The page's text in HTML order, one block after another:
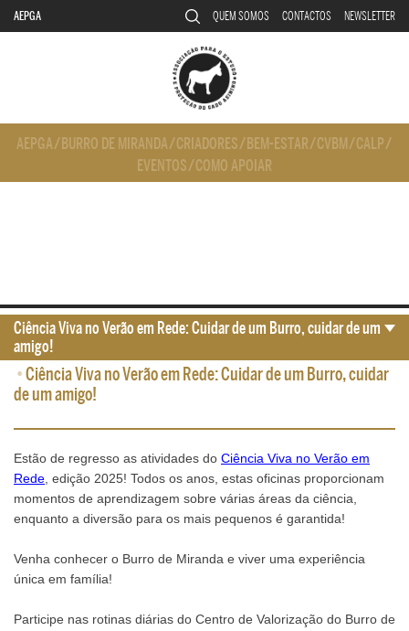
AEPGA QUEM SOMOS CONTACTOS NEWSLETTER
AEPGA/ BURRO DE MIRANDA/CRIADORES/ BEM-ESTAR/CVBM/CALP/
EVENTOS/COMO APOIAR
•Ciência Viva no Verão em Rede: Cuidar de um Burro, cuidar
de um amigo!
Estão de regresso as atividades do Ciência Viva no Verão em
Rede , edição 2025! Todos os anos, estas oficinas proporcionam
momentos de aprendizagem sobre várias áreas da ciência,
enquanto a diversão para os mais pequenos é garantida!
Venha conhecer o Burro de Miranda e viver uma experiência
única em família!
Participe nas rotinas diárias do Centro de Valorização do Burro de
Ciência Viva no Verão em Rede: Cuidar de um Burro, cuidar de um
amigo!